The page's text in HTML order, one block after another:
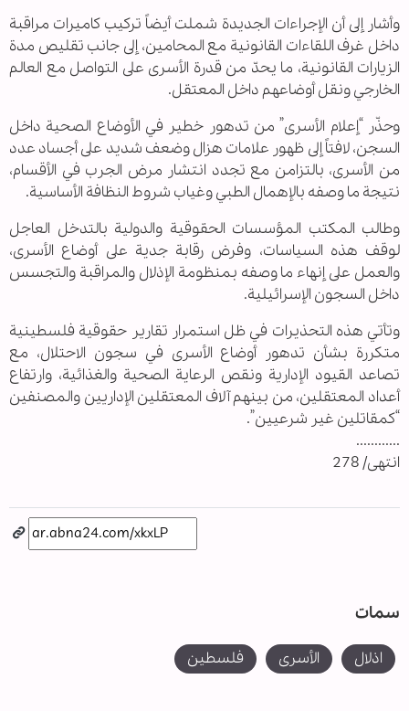
وأشار إلى أن الإجراءات الجديدة شملت أيضاً تركيب كاميرات مراقبة
داخل غرف اللقاءات القانونية مع المحامين، إلى جانب تقليص مدة
الزيارات القانونية، ما يحدّ من قدرة الأسرى على التواصل مع العالم
الخارجي ونقل أوضاعهم داخل المعتقل.
وحذّر “إعلام الأسرى” من تدهور خطير في الأوضاع الصحية داخل
السجن، لافتاً إلى ظهور علامات هزال وضعف شديد على أجساد عدد
من الأسرى، بالتزامن مع تجدد انتشار مرض الجرب في الأقسام،
نتيجة ما وصفه بالإهمال الطبي وغياب شروط النظافة الأساسية.
وطالب المكتب المؤسسات الحقوقية والدولية بالتدخل العاجل
لوقف هذه السياسات، وفرض رقابة جدية على أوضاع الأسرى،
والعمل على إنهاء ما وصفه بمنظومة الإذلال والمراقبة والتجسس
داخل السجون الإسرائيلية.
وتأتي هذه التحذيرات في ظل استمرار تقارير حقوقية فلسطينية
متكررة بشأن تدهور أوضاع الأسرى في سجون الاحتلال، مع
تصاعد القيود الإدارية ونقص الرعاية الصحية والغذائية، وارتفاع
أعداد المعتقلين، من بينهم آلاف المعتقلين الإداريين والمصنفين
“كمقاتلين غير شرعيين”.
............
انتهى/ 278
سمات
اذلال الأسرى فلسطين